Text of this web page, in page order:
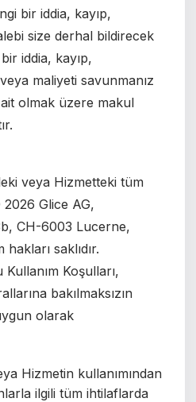
bir iddia, kayıp,
size derhal bildirecek
iddia, kayıp,
maliyeti savunmanız
olmak üzere makul
veya Hizmetteki tüm
Glice AG,
CH-6003 Lucerne,
saklıdır.
Kullanım Koşulları,
bakılmaksızın
olarak
Hizmetin kullanımından
ilgili tüm ihtilaflarda